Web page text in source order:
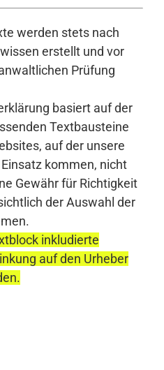
werden stets nach
erstellt und vor
Prüfung
basiert auf der
Textbausteine
auf der unsere
kommen, nicht
Gewähr für Richtigkeit
der Auswahl der
inkludierte
auf den Urheber